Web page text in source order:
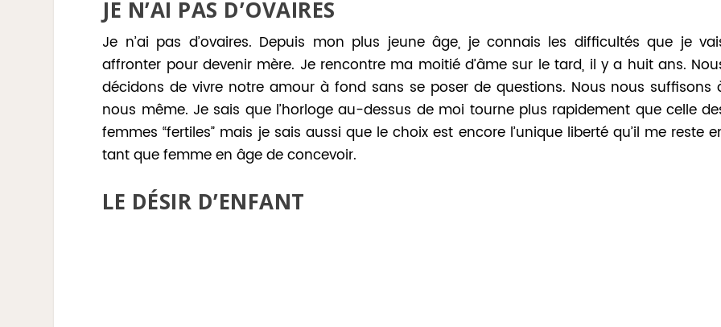
JE N’AI PAS D’OVAIRES
Je n’ai pas d’ovaires. Depuis mon plus jeune âge, je connais les difficultés que je
affronter pour devenir mère. Je rencontre ma moitié d’âme sur le tard, il y a huit ans.
décidons de vivre notre amour à fond sans se poser de questions. Nous nous suffisons
nous même. Je sais que l’horloge au-dessus de moi tourne plus rapidement que celle
femmes “fertiles” mais je sais aussi que le choix est encore l’unique liberté qu’il me reste
tant que femme en âge de concevoir.
LE DÉSIR D’ENFANT